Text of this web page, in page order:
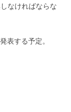
なければならな
表する予定。